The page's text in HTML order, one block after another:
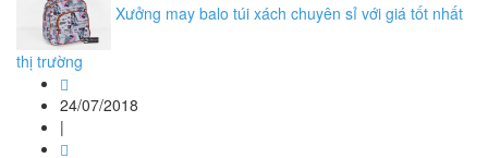
Xưởng may balo túi xách chuyên sỉ với giá tốt nhất
thị trường
24/07/2018
|